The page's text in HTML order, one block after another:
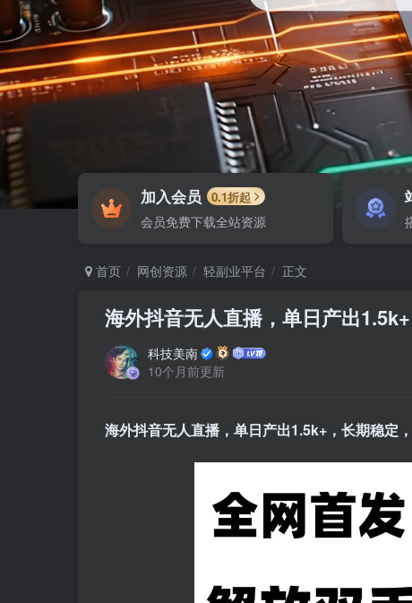
加入会员 0.1折起
会员免费下载全站资源
首页 网创资源 轻副业平台 正文
海外抖音无人直播，单日产出
科技美南
10个月前更新
海外抖音无人直播，单日产出1.5k+，长期稳定